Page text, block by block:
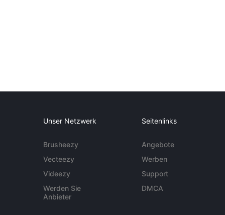
Unser Netzwerk
Brusheezy
Vecteezy
Videezy
Werden Sie
Anbieter
Seitenlinks
Angebote
Werben
Support
DMCA